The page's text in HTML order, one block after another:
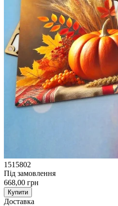
1515802
Під замовлення
668,00 грн
Купити
Доставка